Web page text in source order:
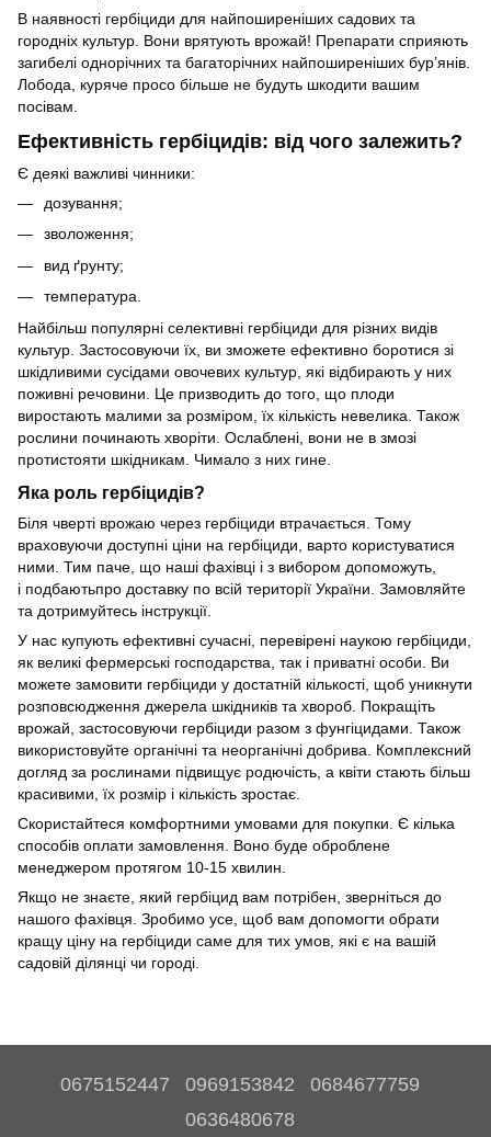
В наявності гербіциди для найпоширеніших садових та
городніх культур. Вони врятують врожай! Препарати сприяють
загибелі однорічних та багаторічних найпоширеніших бур’янів.
Лобода, куряче просо більше не будуть шкодити вашим
посівам.
Ефективність гербіцидів: від чого залежить?
Є деякі важливі чинники:
дозування;
зволоження;
вид ґрунту;
температура.
Найбільш популярні селективні гербіциди для різних видів
культур. Застосовуючи їх, ви зможете ефективно боротися зі
шкідливими сусідами овочевих культур, які відбирають у них
поживні речовини. Це призводить до того, що плоди
виростають малими за розміром, їх кількість невелика. Також
рослини починають хворіти. Ослаблені, вони не в змозі
протистояти шкідникам. Чимало з них гине.
Яка роль гербіцидів?
Біля чверті врожаю через гербіциди втрачається. Тому
враховуючи доступні ціни на гербіциди, варто користуватися
ними. Тим паче, що наші фахівці і з вибором допоможуть,
і подбаютьпро доставку по всій території України. Замовляйте
та дотримуйтесь інструкції.
У нас купують ефективні сучасні, перевірені наукою гербіциди,
як великі фермерські господарства, так і приватні особи. Ви
можете замовити гербіциди у достатній кількості, щоб уникнути
розповсюдження джерела шкідників та хвороб. Покращіть
врожай, застосовуючи гербіциди разом з фунгіцидами. Також
використовуйте органічні та неорганічні добрива. Комплексний
догляд за рослинами підвищує родючість, а квіти стають більш
красивими, їх розмір і кількість зростає.
Скористайтеся комфортними умовами для покупки. Є кілька
способів оплати замовлення. Воно буде оброблене
менеджером протягом 10-15 хвилин.
Якщо не знаєте, який гербіцид вам потрібен, зверніться до
нашого фахівця. Зробимо усе, щоб вам допомогти обрати
кращу ціну на гербіциди саме для тих умов, які є на вашій
садовій ділянці чи городі.
0675152447 0969153842
0684677759
0636480678